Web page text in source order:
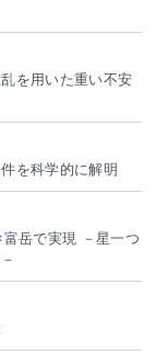
を用いた重い不安
を科学的に解明
岳で実現 －星一つ